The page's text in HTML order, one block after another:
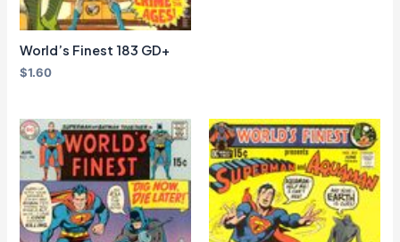
World’s Finest 183 GD+
$1.60